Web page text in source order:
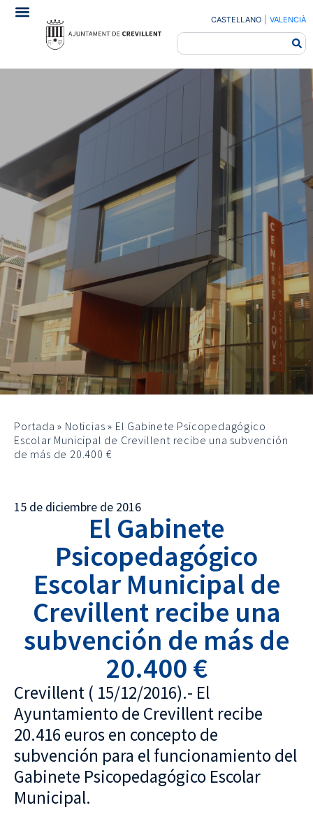
CASTELLANO VALENCIÀ
Portada » Noticias » El Gabinete Psicopedagógico
Escolar Municipal de Crevillent recibe una subvención
de más de 20.400 €
15 de diciembre de 2016
El Gabinete
Psicopedagógico
Escolar Municipal de
Crevillent recibe una
subvención de más de
20.400 €
Crevillent ( 15/12/2016).- El
Ayuntamiento de Crevillent recibe
20.416 euros en concepto de
subvención para el funcionamiento del
Gabinete Psicopedagógico Escolar
Municipal.